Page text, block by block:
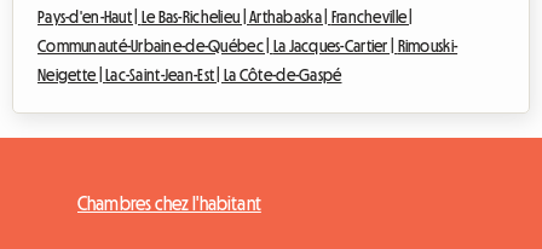
Pays-d'en-Haut | Le Bas-Richelieu |Arthabaska | Francheville |
Communauté-Urbaine-de-Québec | La Jacques-Cartier | Rimouski-
Neigette |Lac-Saint-Jean-Est | La Côte-de-Gaspé
Chambres chez l'habitant